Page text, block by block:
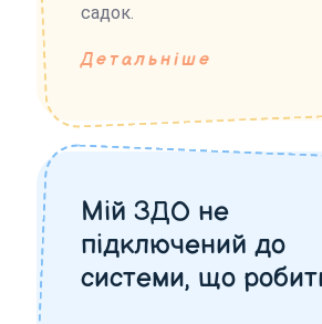
садок.
Детальніше
Мій ЗДО не
підключений до
системи, що